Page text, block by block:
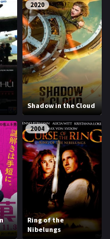
sử
sử
Quốc - Hồng Kông
Bản
2020
Shadow in the Cloud
2004
Ring of the
Nibelungs